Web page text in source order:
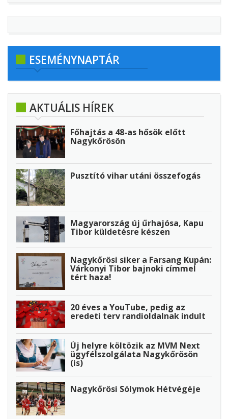
ESEMÉNYNAPTÁR
AKTUÁLIS HÍREK
Főhajtás a 48-as hősök előtt
Nagykőrösön
Pusztító vihar utáni összefogás
Magyarország új űrhajósa, Kapu
Tibor küldetésre készen
Nagykőrösi siker a Farsang Kupán:
Várkonyi Tibor bajnoki címmel
tért haza!
20 éves a YouTube, pedig az
eredeti terv randioldalnak indult
Új helyre költözik az MVM Next
ügyfélszolgálata Nagykőrösön
(is)
Nagykőrösi Sólymok Hétvégéje